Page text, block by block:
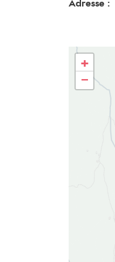
Adresse :
+
−